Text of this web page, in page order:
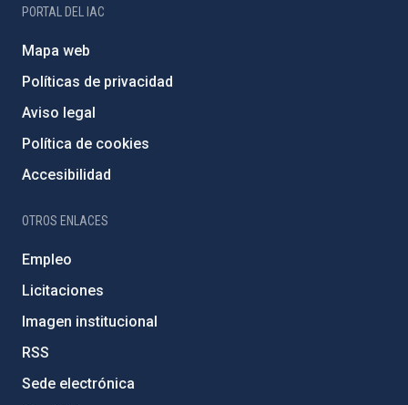
PORTAL DEL IAC
Mapa web
Políticas de privacidad
Aviso legal
Política de cookies
Accesibilidad
OTROS ENLACES
Empleo
Licitaciones
Imagen institucional
RSS
Sede electrónica